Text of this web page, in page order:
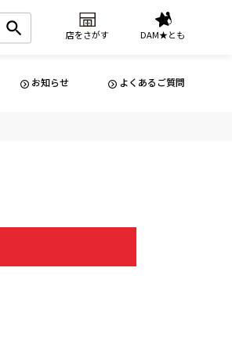
店をさがす DAM★とも
お知らせ よくあるご質問